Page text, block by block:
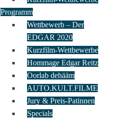
Programm
Wettbewerb – Der
EDGAR 2020
Kurzfilm-Wettbewerbe
Hommage Edgar Reitz
Oorlab dehääm
AUTO.KULT.FILME
Jury & Preis-Patinnen
Specials